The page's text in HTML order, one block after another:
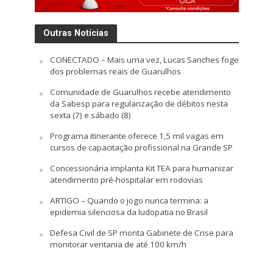
Outras Notícias
CONECTADO – Mais uma vez, Lucas Sanches foge
dos problemas reais de Guarulhos
Comunidade de Guarulhos recebe atendimento
da Sabesp para regularização de débitos nesta
sexta (7) e sábado (8)
Programa itinerante oferece 1,5 mil vagas em
cursos de capacitação profissional na Grande SP
Concessionária implanta Kit TEA para humanizar
atendimento pré-hospitalar em rodovias
ARTIGO – Quando o jogo nunca termina: a
epidemia silenciosa da ludopatia no Brasil
Defesa Civil de SP monta Gabinete de Crise para
monitorar ventania de até 100 km/h